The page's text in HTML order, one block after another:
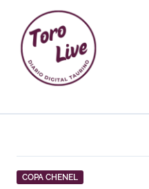
contenido
COPA CHENEL